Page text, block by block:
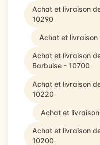
Achat et livraison
10290
Achat et livraison
Achat et livraison
Barbuise - 10700
Achat et livraison
10220
Achat et
Achat et livraison
10200